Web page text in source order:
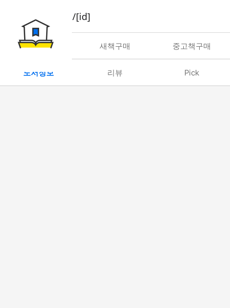
book/rent/[id]
대여 새책구매 중고책구매
도서정보 리뷰 Pick